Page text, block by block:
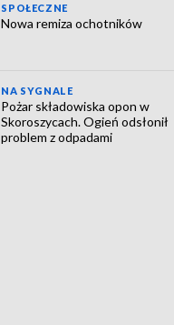
SPOŁECZNE
Nowa remiza ochotników
NA SYGNALE
Pożar składowiska opon w
Skoroszycach. Ogień odsłonił
problem z odpadami